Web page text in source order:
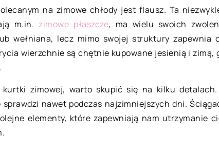
na zimowe chłody jest flausz. Ta
m.in.zimowe płaszcze, ma wielu swoich
wełniana, lecz mimo swojej struktury zapewnia
wierzchnie są chętnie kupowane jesienią i zimą,
kurtki zimowej, warto skupić się na kilku
sprawdzi nawet podczas najzimniejszych dni.
elementy, które zapewniają nam utrzymanie
wodnych, jednak miesiące
uciążliwych obostrzeń coraz częściej
kierują nasze myśli na […]